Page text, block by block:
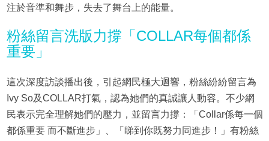
注於音準和舞步，失去了舞台上的能量。
粉絲留言洗版力撐「COLLAR每個都係
重要」
這次深度訪談播出後，引起網民極大迴響，粉絲紛紛留言為
Ivy So及COLLAR打氣，認為她們的真誠讓人動容。不少網
民表示完全理解她們的壓力，並留言力撐：「Collar係每一個
都係重要 而不斷進步」、「睇到你既努力同進步！」有粉絲